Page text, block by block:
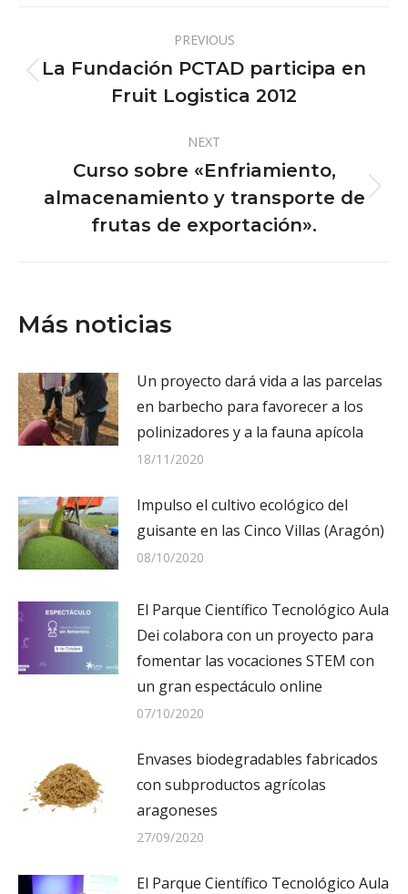
navigation
PREVIOUS
Previous
post:
La Fundación PCTAD participa en
Fruit Logistica 2012
NEXT
Next
post:
Curso sobre «Enfriamiento,
almacenamiento y transporte de
frutas de exportación».
Más noticias
Un proyecto dará vida a las parcelas
en barbecho para favorecer a los
polinizadores y a la fauna apícola
18/11/2020
Impulso el cultivo ecológico del
guisante en las Cinco Villas (Aragón)
08/10/2020
El Parque Científico Tecnológico Aula
Dei colabora con un proyecto para
fomentar las vocaciones STEM con
un gran espectáculo online
07/10/2020
Envases biodegradables fabricados
con subproductos agrícolas
aragoneses
27/09/2020
El Parque Científico Tecnológico Aula